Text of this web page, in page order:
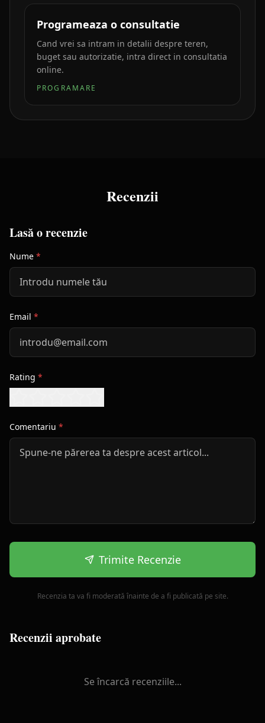
Programeaza o consultatie
Cand vrei sa intram in detalii despre teren,
buget sau autorizatie, intra direct in consultatia
online.
PROGRAMARE
Recenzii
Lasă o recenzie
Nume *
Email *
Rating *
Comentariu *
Trimite Recenzie
Recenzia ta va fi moderată înainte de a fi publicată pe site.
Recenzii aprobate
Se încarcă recenziile...